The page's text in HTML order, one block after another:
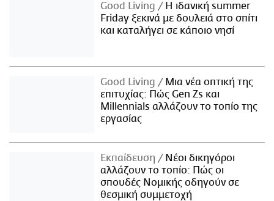
Good Living
Η ιδανική summer
Friday ξεκινά με δουλειά στο σπίτι
και καταλήγει σε κάποιο νησί
Good Living
Μια νέα οπτική της
επιτυχίας: Πώς Gen Zs και
Millennials αλλάζουν το τοπίο της
εργασίας
Εκπαίδευση
Νέοι δικηγόροι
αλλάζουν το τοπίο: Πώς οι
σπουδές Νομικής οδηγούν σε
θεσμική συμμετοχή